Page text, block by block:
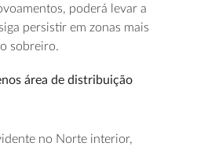
poderá levar a
persistir em zonas mais
sobreiro.
área de distribuição
no Norte interior,